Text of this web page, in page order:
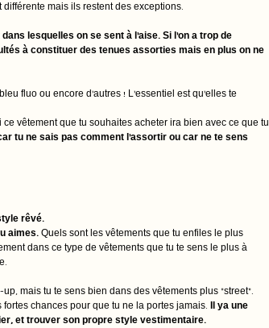
mais ils restent des exceptions.
lesquelles on se sent à l'aise. Si l'on a trop de
à constituer des tenues assorties mais en plus on ne
fluo ou encore d'autres ! L'essentiel est qu'elles te
vêtement que tu souhaites acheter ira bien avec ce que tu
tu ne sais pas comment l'assortir ou car ne te sens
rêvé.
aimes. Quels sont les vêtements que tu enfiles le plus
dans ce type de vêtements que tu te sens le plus à
mais tu te sens bien dans des vêtements plus "street".
chances pour que tu ne la portes jamais. Il ya une
et trouver son propre style vestimentaire.